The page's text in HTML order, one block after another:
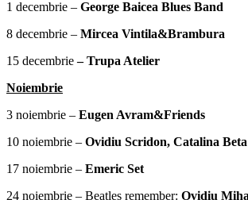
1 decembrie – George Baicea Blues Band
8 decembrie – Mircea Vintila&Brambura
15 decembrie– Trupa Atelier
Noiembrie
3 noiembrie – Eugen Avram&Friends
10 noiembrie – Ovidiu Scridon, Catalina Beta
17 noiembrie – Emeric Set
24 noiembrie – Beatles remember: Ovidiu